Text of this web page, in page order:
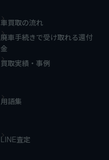
車買取の流れ
廃車手続きで受け取れる還付
金
買取実績・事例
用語集
LINE査定